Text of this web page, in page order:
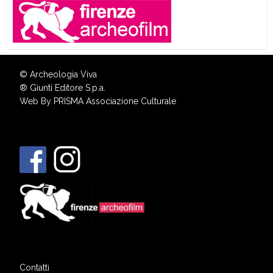
© Archeologia Viva
® Giunti Editore S.p.a.
Web By PRISMA Associazione Culturale
Contatti